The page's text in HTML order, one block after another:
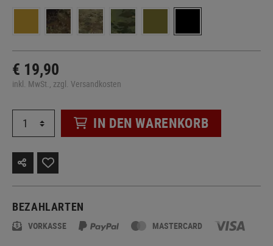
€ 19,90
inkl. MwSt., zzgl. Versandkosten
IN DEN WARENKORB
BEZAHLARTEN
VORKASSE MASTERCARD